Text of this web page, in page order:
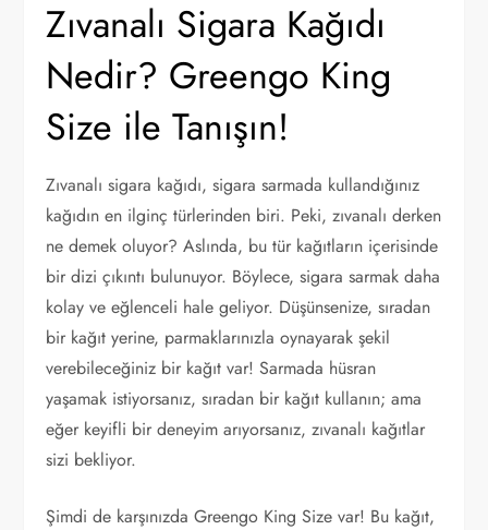
Zıvanalı Sigara Kağıdı
Nedir? Greengo King
Size ile Tanışın!
Zıvanalı sigara kağıdı, sigara sarmada kullandığınız
kağıdın en ilginç türlerinden biri. Peki, zıvanalı derken
ne demek oluyor? Aslında, bu tür kağıtların içerisinde
bir dizi çıkıntı bulunuyor. Böylece, sigara sarmak daha
kolay ve eğlenceli hale geliyor. Düşünsenize, sıradan
bir kağıt yerine, parmaklarınızla oynayarak şekil
verebileceğiniz bir kağıt var! Sarmada hüsran
yaşamak istiyorsanız, sıradan bir kağıt kullanın; ama
eğer keyifli bir deneyim arıyorsanız, zıvanalı kağıtlar
sizi bekliyor.
Şimdi de karşınızda Greengo King Size var! Bu kağıt,